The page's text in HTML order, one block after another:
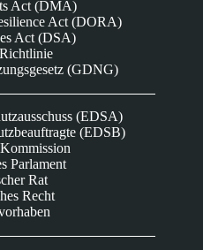
Act (DMA)
Act (DORA)
Act (DSA)
(GDNG)
(EDSA)
(EDSB)
Parlament
Rat
Recht